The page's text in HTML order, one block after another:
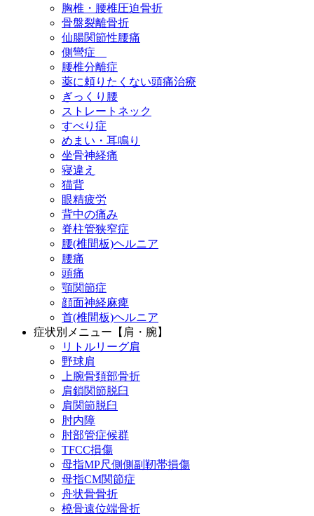
胸椎・腰椎圧迫骨折
骨盤裂離骨折
仙腸関節性腰痛
側彎症
腰椎分離症
薬に頼りたくない頭痛治療
ぎっくり腰
ストレートネック
すべり症
めまい・耳鳴り
坐骨神経痛
寝違え
猫背
眼精疲労
背中の痛み
脊柱管狭窄症
腰(椎間板)ヘルニア
腰痛
頭痛
顎関節症
顔面神経麻痺
首(椎間板)ヘルニア
症状別メニュー【肩・腕】
リトルリーグ肩
野球肩
上腕骨頚部骨折
肩鎖関節脱臼
肩関節脱臼
肘内障
肘部管症候群
TFCC損傷
母指MP尺側側副靭帯損傷
母指CM関節症
舟状骨骨折
橈骨遠位端骨折